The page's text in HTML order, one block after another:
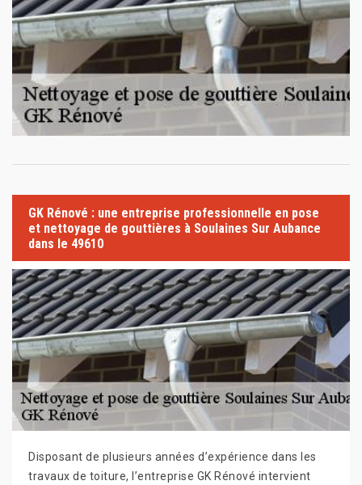
GK Rénové : une entreprise professionnelle en pose
et nettoyage de gouttières à Soulaines Sur Aubance
dans le 49610
Disposant de plusieurs années d’expérience dans les
travaux de toiture, l’entreprise GK Rénové intervient